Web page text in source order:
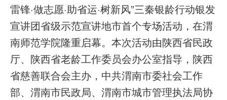
雷锋·做志愿·助省运·树新风”三秦银龄行动银发
宣讲团省级示范宣讲地市首个专场活动，在渭
南师范学院隆重启幕。本次活动由陕西省民政
厅、陕西省老龄工作委员会办公室指导，陕西
省慈善联合会主办，中共渭南市委社会工作
部、渭南市民政局、渭南市城市管理执法局协